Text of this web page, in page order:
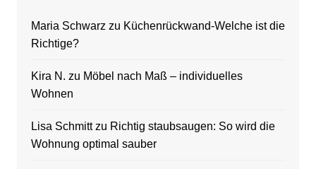
Maria Schwarz zu Küchenrückwand-Welche ist die
Richtige?
Kira N. zu Möbel nach Maß – individuelles
Wohnen
Lisa Schmittzu Richtig staubsaugen: So wird die
Wohnung optimal sauber